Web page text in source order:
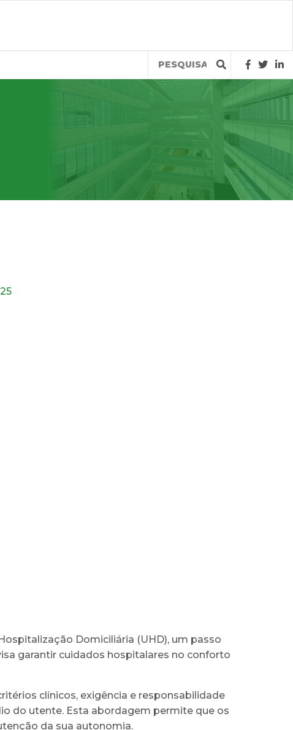
Query
Domiciliária (UHD), um passo
garantir cuidados hospitalares no conforto
clínicos, exigência e responsabilidade
do utente. Esta abordagem permite que os
da sua autonomia.